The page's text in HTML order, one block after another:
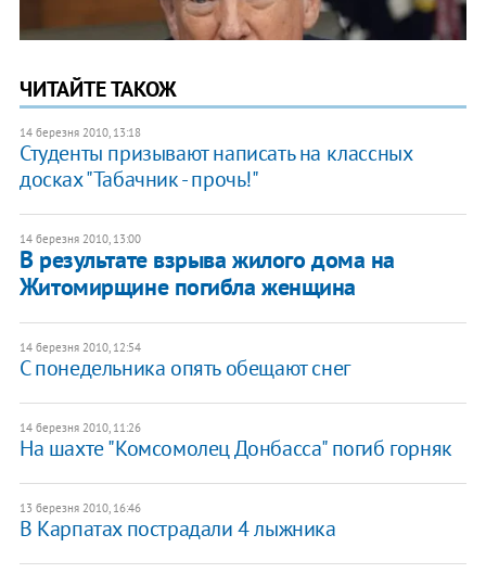
ЧИТАЙТЕ ТАКОЖ
14 березня 2010, 13:18
Студенты призывают написать на классных
досках "Табачник - прочь!"
14 березня 2010, 13:00
В результате взрыва жилого дома на
Житомирщине погибла женщина
14 березня 2010, 12:54
С понедельника опять обещают снег
14 березня 2010, 11:26
На шахте "Комсомолец Донбасса" погиб горняк
13 березня 2010, 16:46
В Карпатах пострадали 4 лыжника